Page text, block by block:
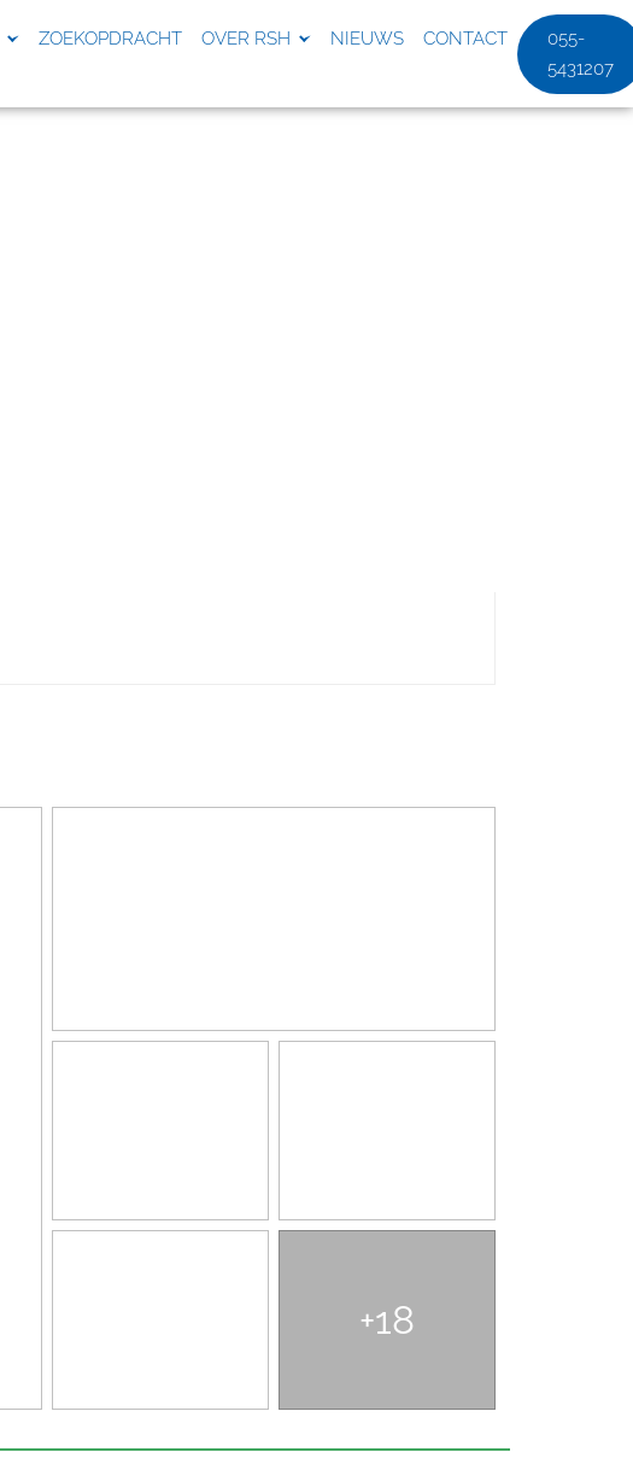
ZOEKOPDRACHT OVER RSH NIEUWS CONTACT
055-
5431207
+18